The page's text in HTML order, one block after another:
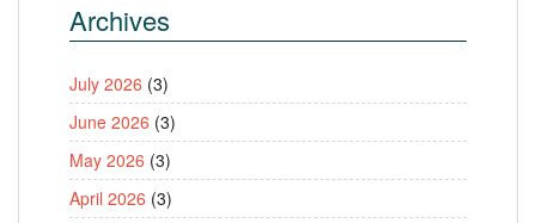
Archives
July 2026 (3)
June 2026 (3)
May 2026 (3)
April 2026 (3)